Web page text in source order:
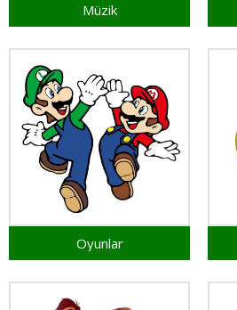
Müzik
Oyunlar